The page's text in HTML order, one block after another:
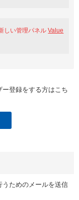
しい管理パネルValue
登録をする方はこち
ためのメールを送信